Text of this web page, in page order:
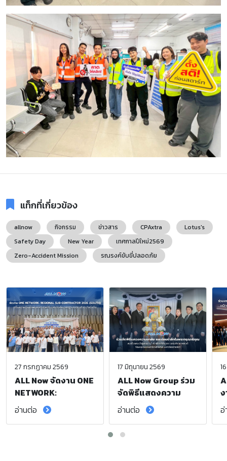
แท็กที่เกี่ยวข้อง
allnow กิจกรรม ข่าวสาร CPAxtra
Lotus's
Safety Day
New Year
เทศกาลปีใหม่2569
Zero-Accident Mission
รณรงค์ขับขี่ปลอดภัย
27 กรกฏาคม 2569
ALL Now จัดงาน ONE
NETWORK:
Regional Sub-
Contractor 2026
อ่านต่อ
17 มิถุนายน 2569
ALL Now Group ร่วม
จัดพิธีแสดงความ
อาลัย และน้อมรำลึก
ในพระกรุณาธิคุณ
สมเด็จพระเจ้าลูกเธอ
เจ้าฟ้าพัชรกิติยาภา
อ่านต่อ